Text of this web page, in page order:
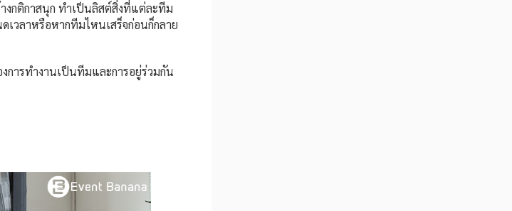
งกติกาสนุก ทำเป็นลิสต์สิ่งที่แต่ละทีม
วลาหรือหากทีมไหนเสร็จก่อนก็กลาย
ารทำงานเป็นทีมและการอยู่ร่วมกัน